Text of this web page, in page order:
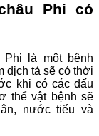
Phi có
là một bệnh
dịch tả sẽ có thời
khi có các dấu
thể vật bệnh sẽ
nước tiểu và